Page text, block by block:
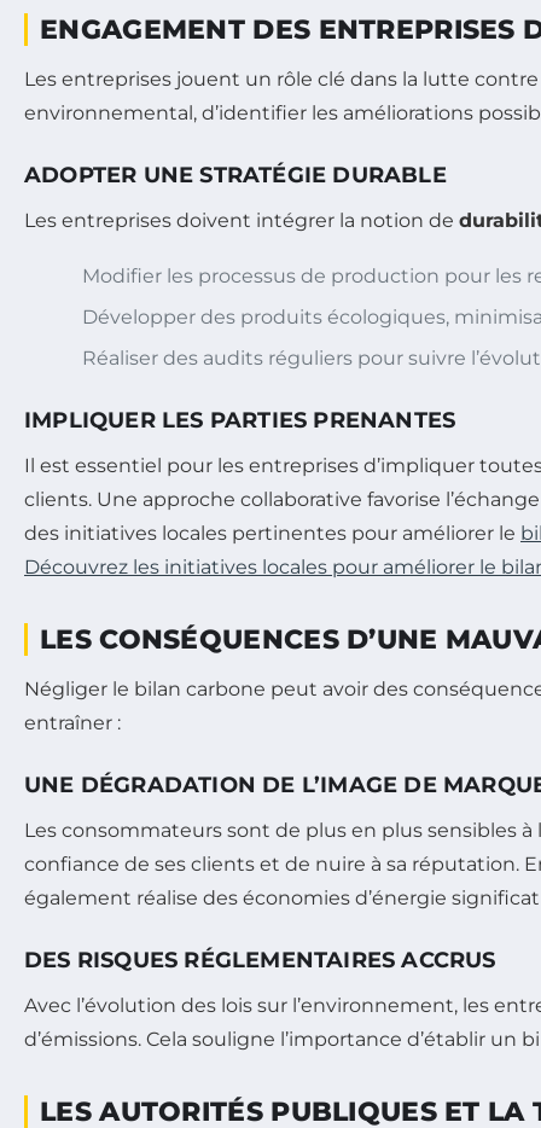
ENGAGEMENT DES ENTREPRISES
Les entreprises jouent un rôle clé dans la lutte
environnemental, d’identifier les améliorations
ADOPTER UNE STRATÉGIE DURABLE
Les entreprises doivent intégrer la notion de
Modifier les processus de production pour les
Développer des produits écologiques,
Réaliser des audits réguliers pour suivre
IMPLIQUER LES PARTIES PRENANTES
Il est essentiel pour les entreprises d’impliquer
clients. Une approche collaborative favorise
des initiatives locales pertinentes pour améliorer le
Découvrez les initiatives locales pour améliorer le
LES CONSÉQUENCES D’UNE
Négliger le bilan carbone peut avoir des
entraîner :
UNE DÉGRADATION DE L’IMAGE DE
Les consommateurs sont de plus en plus sensibles
confiance de ses clients et de nuire à sa réputation.
également réalise des économies d’énergie
DES RISQUES RÉGLEMENTAIRES ACCRUS
Avec l’évolution des lois sur l’environnement, les
d’émissions. Cela souligne l’importance d’établir
LES AUTORITÉS PUBLIQUES ET